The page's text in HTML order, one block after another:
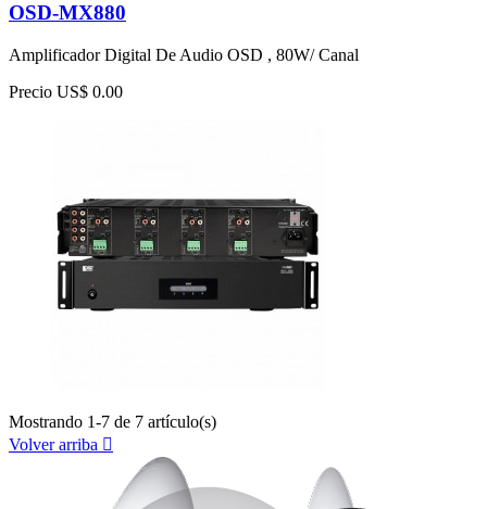
OSD-MX880
Amplificador Digital De Audio OSD , 80W/ Canal
Precio US$ 0.00
Mostrando 1-7 de 7 artículo(s)
Volver arriba 